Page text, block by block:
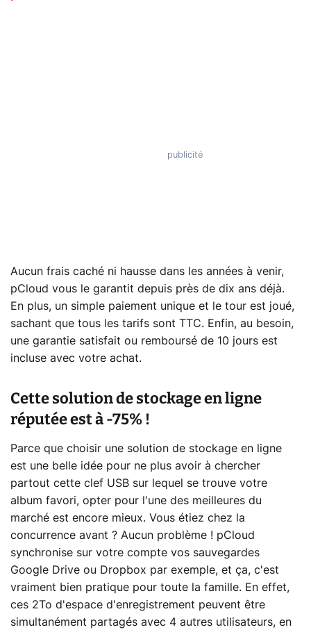
Aucun frais caché ni hausse dans les années à venir,
pCloud vous le garantit depuis près de dix ans déjà.
En plus, un simple paiement unique et le tour est joué,
sachant que tous les tarifs sont TTC. Enfin, au besoin,
une garantie satisfait ou remboursé de 10 jours est
incluse avec votre achat.
Cette solution de stockage en ligne
réputée est à -75% !
Parce que choisir une solution de stockage en ligne
est une belle idée pour ne plus avoir à chercher
partout cette clef USB sur lequel se trouve votre
album favori, opter pour l'une des meilleures du
marché est encore mieux. Vous étiez chez la
concurrence avant ? Aucun problème ! pCloud
synchronise sur votre compte vos sauvegardes
Google Drive ou Dropbox par exemple, et ça, c'est
vraiment bien pratique pour toute la famille. En effet,
ces 2To d'espace d'enregistrement peuvent être
simultanément partagés avec 4 autres utilisateurs, en